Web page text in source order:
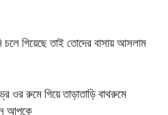
চলে গিয়েছে তাই তোদের বাসায় আসলাম
রুমে গিয়ে তাড়াতাড়ি বাথরুমে
আপুকে